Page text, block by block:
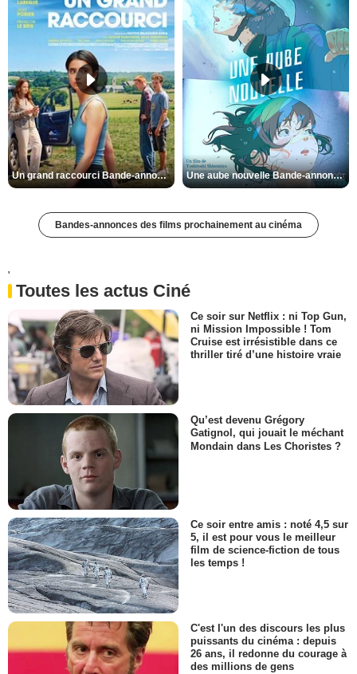
Un grand raccourci Bande-annonce VF Une aube nouvelle Bande-annonce VO STFR
Bandes-annonces des films prochainement au cinéma
'
Toutes les actus Ciné
Ce soir sur Netflix : ni Top Gun,
ni Mission Impossible ! Tom
Cruise est irrésistible dans ce
thriller tiré d’une histoire vraie
Qu’est devenu Grégory
Gatignol, qui jouait le méchant
Mondain dans Les Choristes ?
Ce soir entre amis : noté 4,5 sur
5, il est pour vous le meilleur
film de science-fiction de tous
les temps !
C'est l'un des discours les plus
puissants du cinéma : depuis
26 ans, il redonne du courage à
des millions de gens